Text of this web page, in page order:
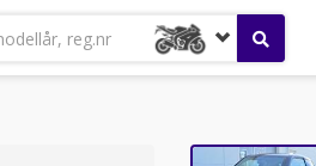
reg.nr